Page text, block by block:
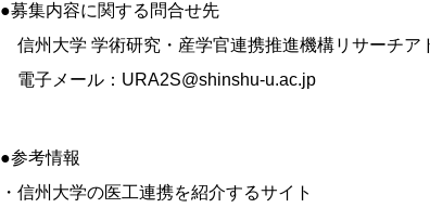
●募集内容に関する問合せ先
信州大学 学術研究・産学官連携推進機構リサーチア
電子メール：URA2S@shinshu-u.ac.jp
●参考情報
・信州大学の医工連携を紹介するサイト